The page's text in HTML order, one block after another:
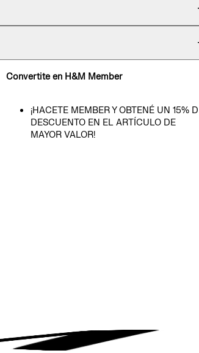
Convertite en H&M Member
¡HACETE MEMBER Y OBTENÉ UN 15%
DESCUENTO EN EL ARTÍCULO DE
MAYOR VALOR!